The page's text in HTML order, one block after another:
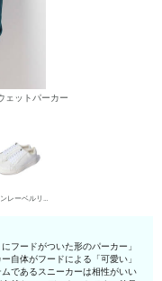
ェットパーカー
グリーンレーベルリラクシング ローカットスニーカー
フードがついた形のパーカー」
自体がフードによる「可愛い」
であるスニーカーは相性がいい